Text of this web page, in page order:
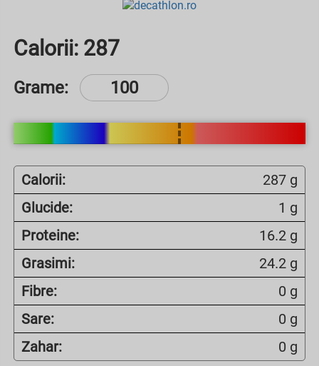
Calorii: 287
Grame:
Calorii:
287 g
Glucide:
1 g
Proteine:
16.2 g
Grasimi:
24.2 g
Fibre:
0 g
Sare:
0 g
Zahar:
0 g